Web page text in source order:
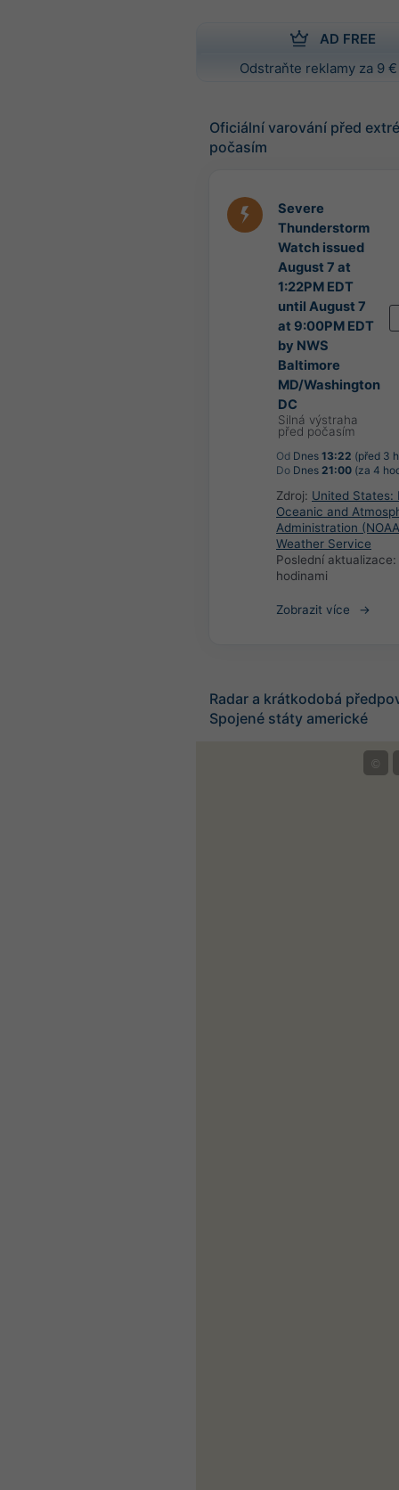
AD FREE
Odstraňte reklamy za 9
Oficiální varování před
počasím
Severe
Thunderstorm
Watch issued
August 7 at
1:22PM EDT
until August 7
at 9:00PM EDT
by NWS
Baltimore
MD/Washington
DC
Silná výstraha
před počasím
Od Dnes 13:22 (před 3
Do Dnes 21:00 (za 4
Zdroj: United States:
Oceanic and
Administration
Weather Service
Poslední aktualizace:
hodinami
Zobrazit více
Radar a krátkodobá
Spojené státy americké
©